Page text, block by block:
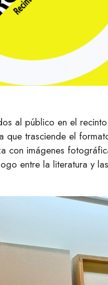
al público en el
que trasciende el
con imágenes
entre la literatura y